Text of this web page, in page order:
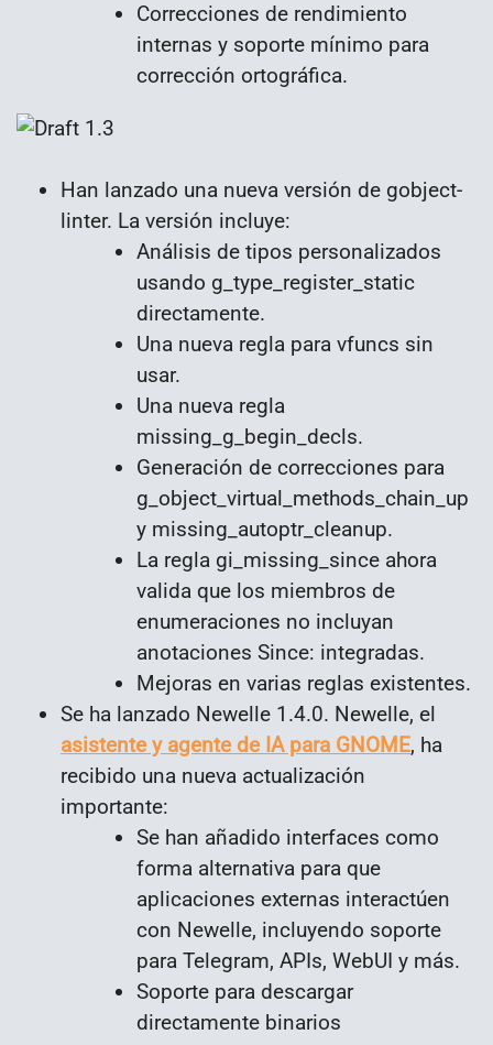
Correcciones de rendimiento
internas y soporte mínimo para
corrección ortográfica.
Han lanzado una nueva versión de gobject-
linter. La versión incluye:
Análisis de tipos personalizados
usando g_type_register_static
directamente.
Una nueva regla para vfuncs sin
usar.
Una nueva regla
missing_g_begin_decls.
Generación de correcciones para
g_object_virtual_methods_chain_up
y missing_autoptr_cleanup.
La regla gi_missing_since ahora
valida que los miembros de
enumeraciones no incluyan
anotaciones Since: integradas.
Mejoras en varias reglas existentes.
Se ha lanzado Newelle 1.4.0. Newelle, el
asistente y agente de IA para GNOME, ha
recibido una nueva actualización
importante:
Se han añadido interfaces como
forma alternativa para que
aplicaciones externas interactúen
con Newelle, incluyendo soporte
para Telegram, APIs, WebUI y más.
Soporte para descargar
directamente binarios